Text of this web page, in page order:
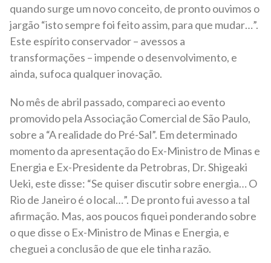
quando surge um novo conceito, de pronto ouvimos o
jargão “isto sempre foi feito assim, para que mudar…”.
Este espírito conservador – avessos a
transformações – impende o desenvolvimento, e
ainda, sufoca qualquer inovação.
No mês de abril passado, compareci ao evento
promovido pela Associação Comercial de São Paulo,
sobre a “A realidade do Pré-Sal”. Em determinado
momento da apresentação do Ex-Ministro de Minas e
Energia e Ex-Presidente da Petrobras, Dr. Shigeaki
Ueki, este disse: “Se quiser discutir sobre energia… O
Rio de Janeiro é o local…”. De pronto fui avesso a tal
afirmação. Mas, aos poucos fiquei ponderando sobre
o que disse o Ex-Ministro de Minas e Energia, e
cheguei a conclusão de que ele tinha razão.